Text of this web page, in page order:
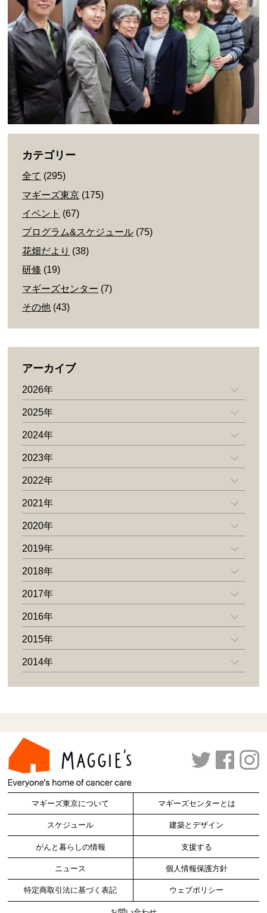
カテゴリー
全て (295)
マギーズ東京 (175)
イベント (67)
プログラム&スケジュール (75)
花畑だより (38)
研修 (19)
マギーズセンター (7)
その他 (43)
アーカイブ
2026年
2025年
2024年
2023年
2022年
2021年
2020年
2019年
2018年
2017年
2016年
2015年
2014年
マギーズ東京について マギーズセンターとは
スケジュール 建築とデザイン
がんと暮らしの情報 支援する
ニュース 個人情報保護方針
特定商取引法に基づく表記 ウェブポリシー